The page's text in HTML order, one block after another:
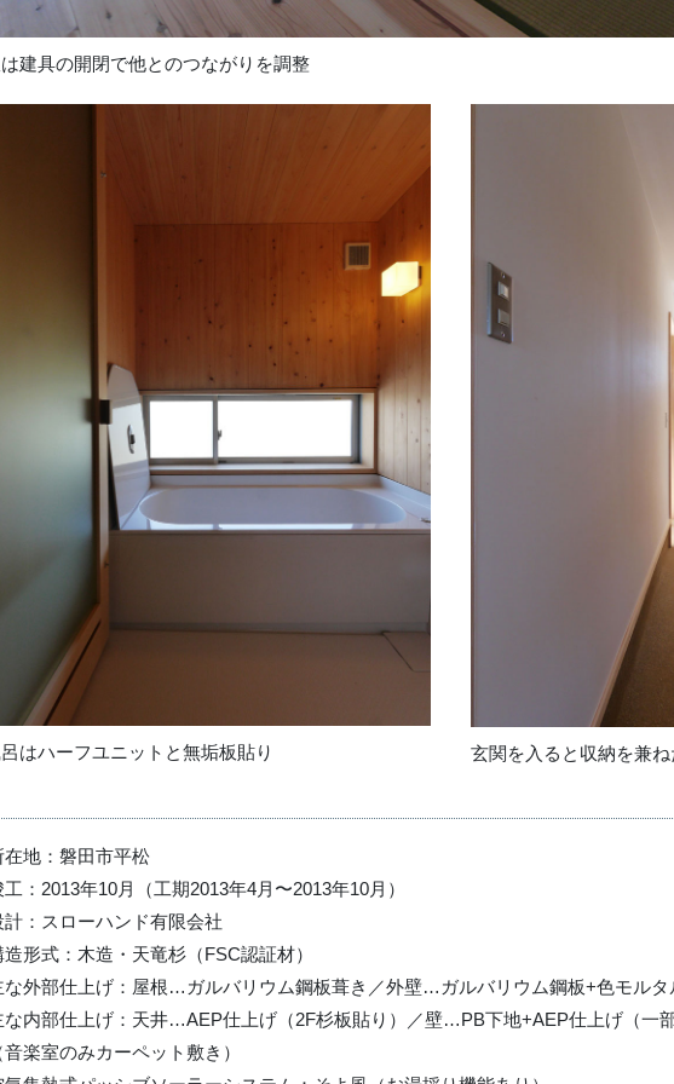
建具の開閉で他とのつながりを調整
はハーフユニットと無垢板貼り 玄関を入ると収納を兼
在地：磐田市平松
工：2013年10月（工期2013年4月〜2013年10月）
計：スローハンド有限会社
造形式：木造・天竜杉（FSC認証材）
な外部仕上げ：屋根…ガルバリウム鋼板葺き／外壁…ガルバリウム鋼板+色モルタ
な内部仕上げ：天井…AEP仕上げ（2F杉板貼り）／壁…PB下地+AEP仕上げ（一
音楽室のみカーペット敷き）